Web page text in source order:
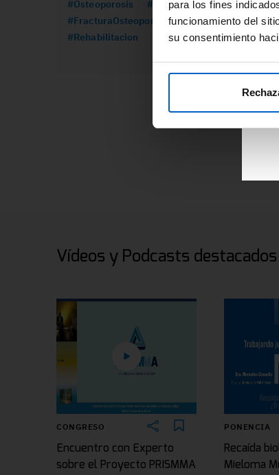
para los fines
funcionamiento del
su consentimiento
#Osteoporosis #Formacion
#CancerMama
#FracturaOsteoporotica
#Prolia
#Rehabilitacion
Vídeos y Podcasts destacados
CONGRESO
Encuentro con Experto
sobre el Proyecto PRISMMA
PONENCIA
Recaída
Mieloma